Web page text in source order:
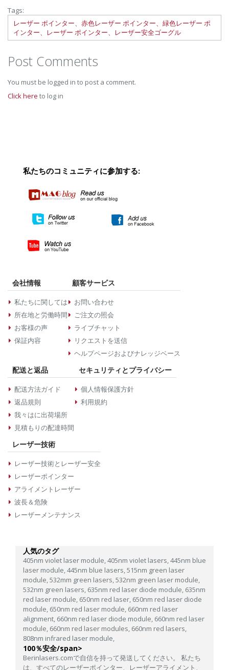
Tags:
レーザー ポインター、赤色レーザー ポインター、緑色レーザー ポ
インター、レーザー ポインター、レーザー安全ゴーグル
Post Comments
You must be logged in to post a comment.
Click here to log in
私たちのコミュニティに参加する:
会社情報
私たちに関しては
所在地と労働時間
お客様の声
保証内容
顧客サービス
お問い合わせ
ご注文の照会
ライブチャット
リクエストを送信
ヘルプページおよびナレッジベース
配送と返品
配送方法ガイド
返品規則
我々はに出荷場所
見積もりの配達時間
セキュリティとプライバシー
個人情報保護方針
利用規約
レーザー技術
レーザー技術とレーザー安全
レーザーポインター
アライメントレーザー
波長＆危険
レーザーメンテナンス
人気のタグ
405nm violet laser module, 405nm violet lasers, 445nm blue
laser module, 445nm blue lasers, 515nm green laser
module, 532mm green lasers, 532nm green laser module,
532nm green lasers, 635nm red laser diode module, 635nm
red laser module, 650nm red laser, 650nm red laser diode
module, 650nm red laser module, 660nm red laser
alignment, 660nm red laser diode module, 660nm red laser
module, 660nm red laser modules, 660nm red lasers,
808nm infrared laser module,
100％安全/span>
Berinlasers.comで自信を持って発送してください。 私たち
は、すべてのレーザーポインター、レーザーアライメント、